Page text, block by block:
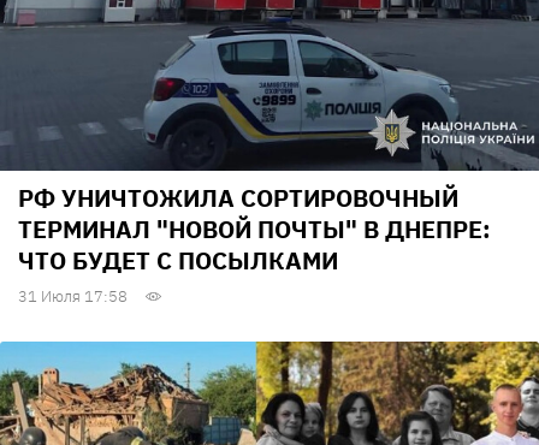
РФ УНИЧТОЖИЛА СОРТИРОВОЧНЫЙ
ТЕРМИНАЛ "НОВОЙ ПОЧТЫ" В ДНЕПРЕ:
ЧТО БУДЕТ С ПОСЫЛКАМИ
31 Июля 17:58